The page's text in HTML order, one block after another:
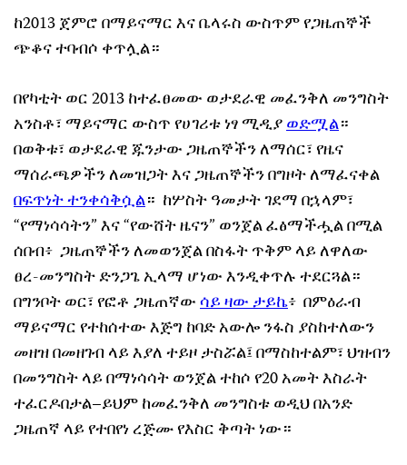
ከ2013 ጀምሮ በማይናማር እና ቤላሩስ ውስጥም የጋዜጠኞች
ጭቆና ተባብሶ ቀጥሏል።
በየካቲት ወር 2013 ከተፈፀመው ወታደራዊ መፈንቅለ መንግስት
አንስቶ፣ ማይናማር ውስጥ የሀገሪቱ ነፃ ሚዲያወድሟል።
በወቅቱ፣ ወታደራዊ ጁንታው ጋዜጠኞችን ለማሰር፣ የዜና
ማሰራጫዎችን ለመዝጋት እና ጋዜጠኞችን በግዞት ለማፈናቀል
በፍጥነት ተንቀሳቅሷል። ከሦስት ዓመታት ገደማ በኋላም፣
“የማነሳሳትን” እና “የውሸት ዜናን” ወንጀል ፈፅማችሗል በሚል
ሰበብ፥ ጋዜጠኞችን ለመወንጀል በስፋት ጥቅም ላይ ለዋለው
ፀረ-መንግስት ድንጋጌ ኢላማ ሆነው እንዲቀጥሉ ተደርጓል።
በግንቦት ወር፣ የፎቶ ጋዜጠኛውሳይ ዛው ታይኬ፥ በምዕራብ
ማይናማር የተከሰተው እጅግ ከባድ አውሎ ንፋስ ያስከተለውን
መዘዝ በመዘገብ ላይ እያለ ተይዞ ታስሯል፤ በማስከተልም፣ ህዝብን
በመንግስት ላይ በማነሳሳት ወንጀል ተከሶ የ20 አመት እስራት
ተፈርዶበታል–ይህም ከመፈንቅለ መንግስቱ ወዲህ በአንድ
ጋዜጠኛ ላይ የተበየነ ረጅሙ የእስር ቅጣት ነው።